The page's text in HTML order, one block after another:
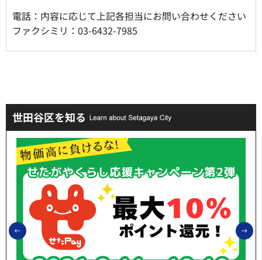
電話：内容に応じて上記各担当にお問い合わせください
ファクシミリ：03-6432-7985
世田谷区を知る
前のスライドを表示